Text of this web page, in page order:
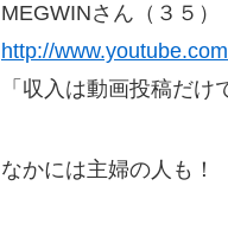
MEGWINさん（３５）
http://
「収入は動画投稿だけ
なかには主婦の人も！